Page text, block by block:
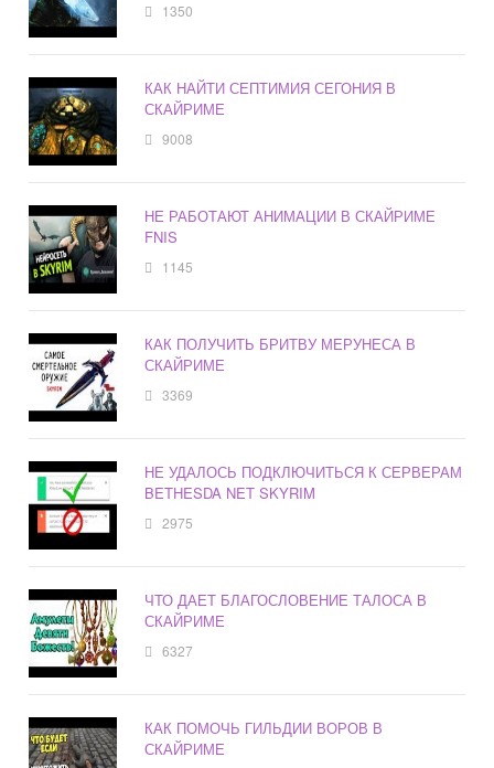
1350
КАК НАЙТИ СЕПТИМИЯ СЕГОНИЯ В
СКАЙРИМЕ
9008
НЕ РАБОТАЮТ АНИМАЦИИ В СКАЙРИМЕ
FNIS
1145
КАК ПОЛУЧИТЬ БРИТВУ МЕРУНЕСА В
СКАЙРИМЕ
3369
НЕ УДАЛОСЬ ПОДКЛЮЧИТЬСЯ К СЕРВЕРАМ
BETHESDA NET SKYRIM
2975
ЧТО ДАЕТ БЛАГОСЛОВЕНИЕ ТАЛОСА В
СКАЙРИМЕ
6327
КАК ПОМОЧЬ ГИЛЬДИИ ВОРОВ В
СКАЙРИМЕ